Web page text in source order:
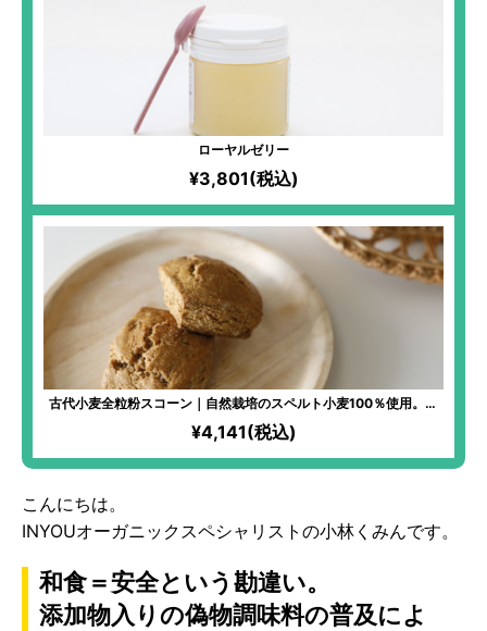
ローヤルゼリー
¥3,801(税込)
古代小麦全粒粉スコーン｜自然栽培のスペルト小麦100％使用。ざ
くざくあっさり素朴な美味しさ 有機ココナッツオイル使用＆バタ
ー・卵不使用のヴィーガン仕様
¥4,141(税込)
こんにちは。
INYOUオーガニックスペシャリストの小林くみんです。
和食＝安全という勘違い。
添加物入りの偽物調味料の普及によ